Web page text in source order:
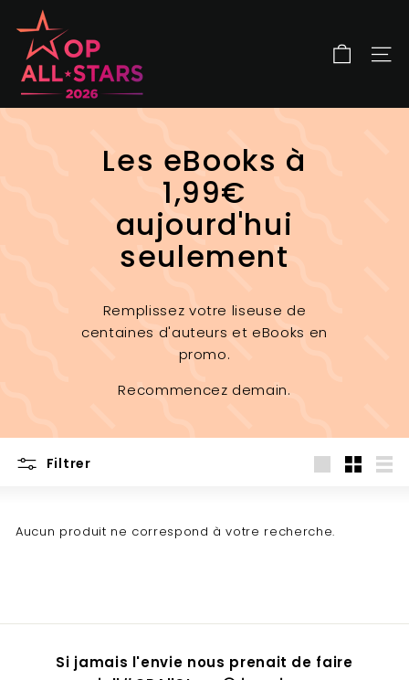
Passer
contenu
P
A
l
l
Les eBooks à
1,99€
aujourd'hui
seulement
Remplissez votre liseuse de
centaines d'auteurs et eBooks en
promo.
Recommencez demain.
Filtrer
Aucun produit ne correspond à votre recherche.
Si jamais l'envie nous prenait de faire